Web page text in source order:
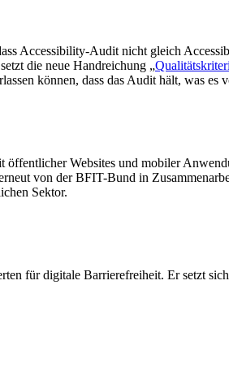
Accessibility-Audit nicht gleich
die neue Handreichung „
können, dass das Audit hält, was es
Websites und mobiler
von der BFIT-Bund in
Sektor.
für digitale Barrierefreiheit. Er setzt